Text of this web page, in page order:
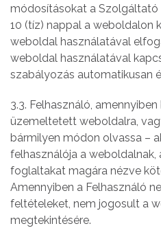
módosításokat a
10 (tíz) nappal a weboldalon
weboldal használatával
weboldal használatával
szabályozás automatikusan
3.3. Felhasználó,
üzemeltetett weboldalra,
bármilyen módon olvassa –
felhasználója a weboldalnak,
foglaltakat magára nézve
Amennyiben a Felhasználó
feltételeket, nem jogosult a
megtekintésére.